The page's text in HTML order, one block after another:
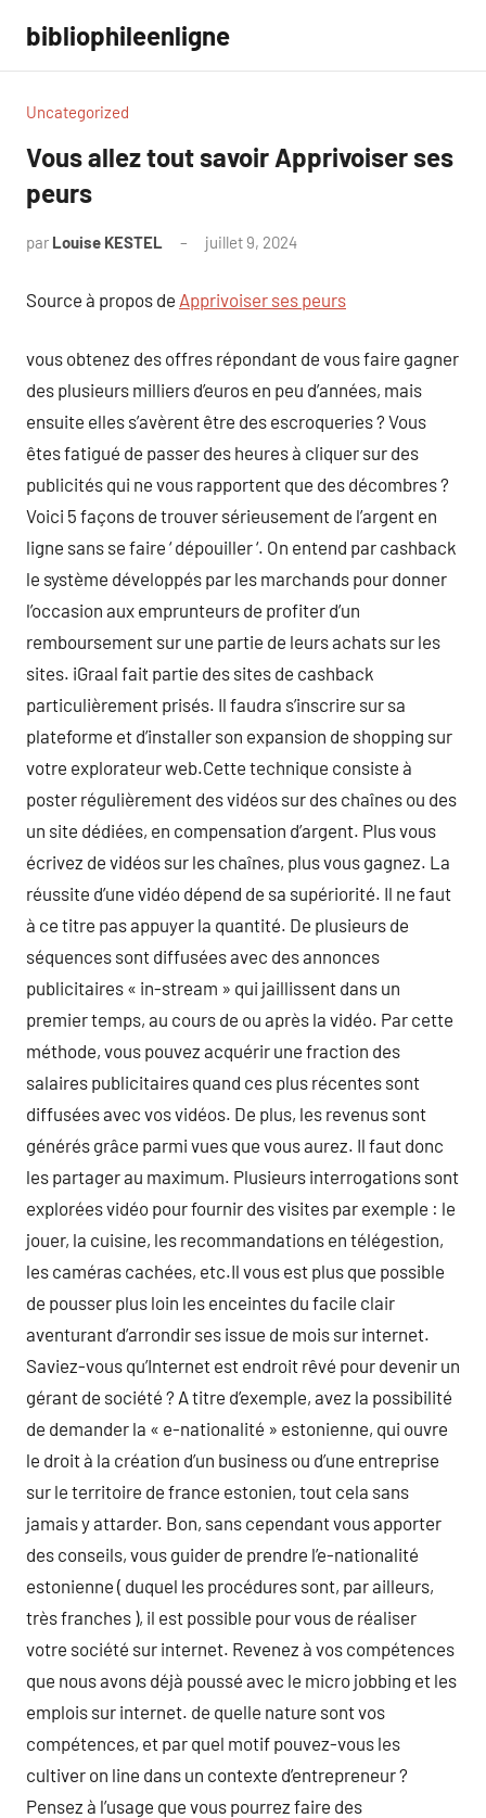
contenu
bibliophileenligne
Uncategorized
Vous allez tout savoir Apprivoiser ses
peurs
par Louise KESTEL juillet 9, 2024
Source à propos de Apprivoiser ses peurs
vous obtenez des offres répondant de vous faire gagner
des plusieurs milliers d’euros en peu d’années, mais
ensuite elles s’avèrent être des escroqueries ? Vous
êtes fatigué de passer des heures à cliquer sur des
publicités qui ne vous rapportent que des décombres ?
Voici 5 façons de trouver sérieusement de l’argent en
ligne sans se faire ‘ dépouiller ‘. On entend par cashback
le système développés par les marchands pour donner
l’occasion aux emprunteurs de profiter d’un
remboursement sur une partie de leurs achats sur les
sites. iGraal fait partie des sites de cashback
particulièrement prisés. Il faudra s’inscrire sur sa
plateforme et d’installer son expansion de shopping sur
votre explorateur web.Cette technique consiste à
poster régulièrement des vidéos sur des chaînes ou des
un site dédiées, en compensation d’argent. Plus vous
écrivez de vidéos sur les chaînes, plus vous gagnez. La
réussite d’une vidéo dépend de sa supériorité. Il ne faut
à ce titre pas appuyer la quantité. De plusieurs de
séquences sont diffusées avec des annonces
publicitaires « in-stream » qui jaillissent dans un
premier temps, au cours de ou après la vidéo. Par cette
méthode, vous pouvez acquérir une fraction des
salaires publicitaires quand ces plus récentes sont
diffusées avec vos vidéos. De plus, les revenus sont
générés grâce parmi vues que vous aurez. Il faut donc
les partager au maximum. Plusieurs interrogations sont
explorées vidéo pour fournir des visites par exemple : le
jouer, la cuisine, les recommandations en télégestion,
les caméras cachées, etc.Il vous est plus que possible
de pousser plus loin les enceintes du facile clair
aventurant d’arrondir ses issue de mois sur internet.
Saviez-vous qu’Internet est endroit rêvé pour devenir un
gérant de société ? A titre d’exemple, avez la possibilité
de demander la « e-nationalité » estonienne, qui ouvre
le droit à la création d’un business ou d’une entreprise
sur le territoire de france estonien, tout cela sans
jamais y attarder. Bon, sans cependant vous apporter
des conseils, vous guider de prendre l’e-nationalité
estonienne ( duquel les procédures sont, par ailleurs,
très franches ), il est possible pour vous de réaliser
votre société sur internet. Revenez à vos compétences
que nous avons déjà poussé avec le micro jobbing et les
emplois sur internet. de quelle nature sont vos
compétences, et par quel motif pouvez-vous les
cultiver on line dans un contexte d’entrepreneur ?
Pensez à l’usage que vous pourrez faire des